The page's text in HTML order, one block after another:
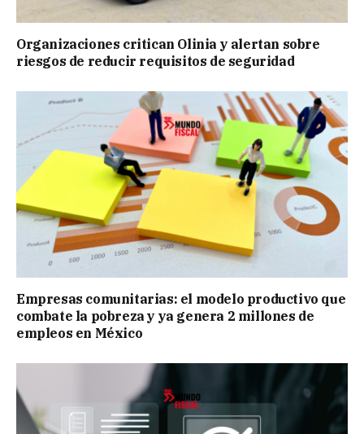
Organizaciones critican Olinia y alertan sobre
riesgos de reducir requisitos de seguridad
Empresas comunitarias: el modelo productivo que
combate la pobreza y ya genera 2 millones de
empleos en México